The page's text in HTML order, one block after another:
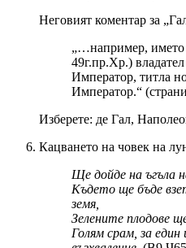
Неговият коментар за
„…например, името
49г.пр.Хр.)
Император, титла
Император.“
Изберете: де Гал,
Кацването на човек на
Ще дойде на ъгъла
Където ще бъде
земя,
Зелените плодове
Голям срам, за един